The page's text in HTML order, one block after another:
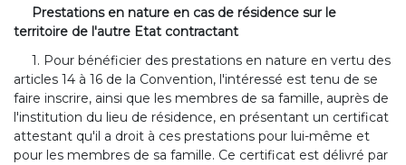
Prestations en nature en cas de résidence sur le
territoire de l'autre Etat contractant
1. Pour bénéficier des prestations en nature en vertu des
articles 14 à 16 de la Convention, l'intéressé est tenu de se
faire inscrire, ainsi que les membres de sa famille, auprès de
l'institution du lieu de résidence, en présentant un certificat
attestant qu'il a droit à ces prestations pour lui-même et
pour les membres de sa famille. Ce certificat est délivré par